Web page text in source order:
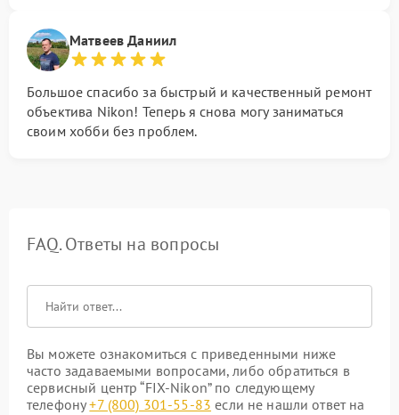
Матвеев Даниил
Большое спасибо за быстрый и качественный ремонт
объектива Nikon! Теперь я снова могу заниматься
своим хобби без проблем.
FAQ. Ответы на вопросы
Вы можете ознакомиться с приведенными ниже
часто задаваемыми вопросами, либо обратиться в
сервисный центр “FIX-Nikon” по следующему
телефону+7 (800) 301-55-83 если не нашли ответ на